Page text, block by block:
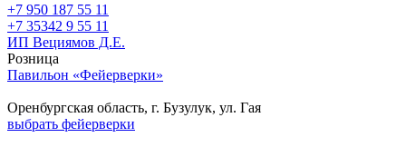
+7 950 187 55 11
+7 35342 9 55 11
ИП Вециямов Д.Е.
Розница
Павильон «Фейерверки»
Оренбургская область, г. Бузулук, ул. Гая
выбрать фейерверки